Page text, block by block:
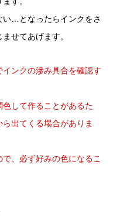
い…となったらインクをさ
せてあげます。
ンクの滲み具合を確認す
して作ることがあるた
出てくる場合がありま
、必ず好みの色になるこ